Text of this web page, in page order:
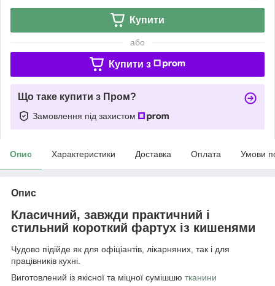
Купити
або
Купити з
Що таке купити з Пром?
Замовлення під захистом
Опис Характеристики Доставка Оплата Умови
Опис
Класичний, завжди практичний і
стильний короткий фартух із кишенями
Чудово підійде як для офіціантів, лікарняних, так і для
працівників кухні.
Виготовлений із якісної та міцної сумішшю тканини